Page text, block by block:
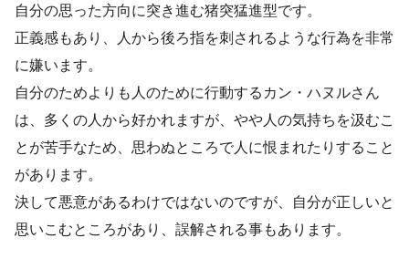
自分の思った方向に突き進む猪突猛進型です。
正義感もあり、人から後ろ指を刺されるような行為を非常
に嫌います。
自分のためよりも人のために行動するカン・ハヌルさん
は、多くの人から好かれますが、やや人の気持ちを汲むこ
とが苦手なため、思わぬところで人に恨まれたりすること
があります。
決して悪意があるわけではないのですが、自分が正しいと
思いこむところがあり、誤解される事もあります。